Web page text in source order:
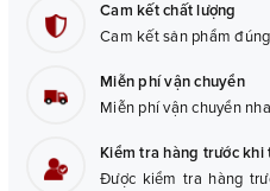
Cam kết chất lượng
Cam kết sản phẩm
Miễn phí vận chuyển
Miễn phí vận chuyển
Kiểm tra hàng trước khi
Được kiểm tra hàng